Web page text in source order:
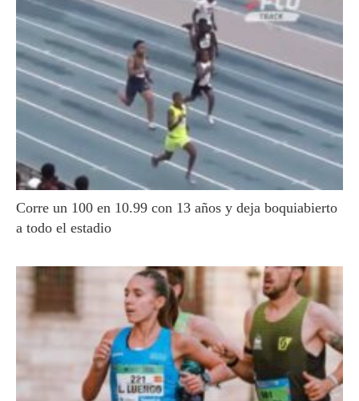
Corre un 100 en 10.99 con 13 años y deja boquiabierto
a todo el estadio